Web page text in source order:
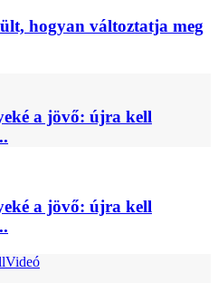
hogyan változtatja meg
a jövő: újra kell
a jövő: újra kell
Videó